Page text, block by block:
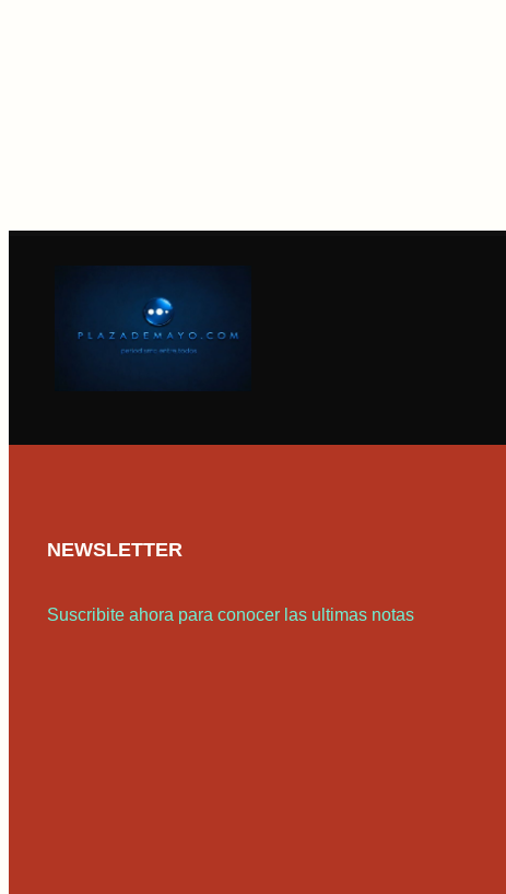
NEWSLETTER
Suscribite ahora para conocer las ultimas notas